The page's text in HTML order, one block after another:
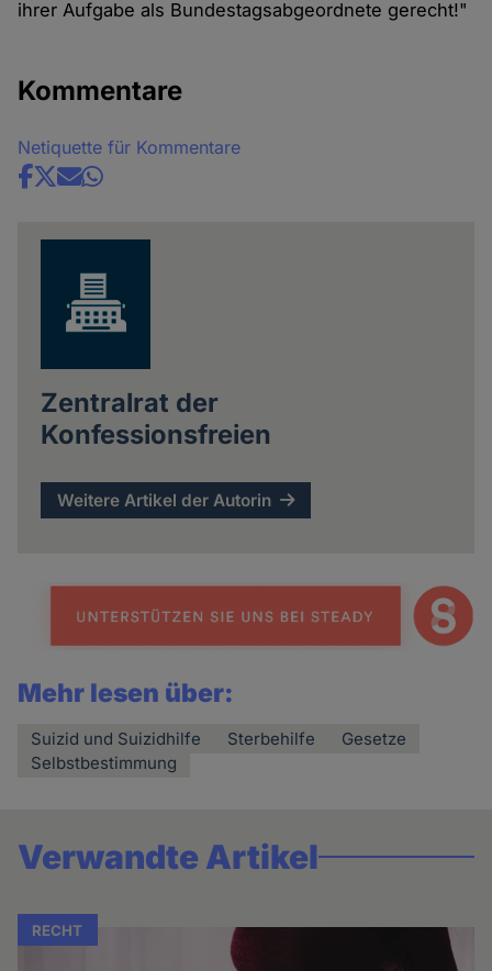
ihrer Aufgabe als Bundestagsabgeordnete gerecht!"
Kommentare
Netiquette für Kommentare
Share
Zentralrat der
Konfessionsfreien
Weitere Artikel der Autorin
Mehr lesen über:
Suizid und Suizidhilfe Sterbehilfe
Gesetze
Selbstbestimmung
Verwandte Artikel
RECHT